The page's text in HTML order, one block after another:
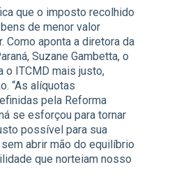
que o imposto recolhido
de menor valor
Como aponta a diretora da
Suzane Gambetta, o
o ITCMD mais justo,
“As alíquotas
pela Reforma
se esforçou para tornar
possível para sua
abrir mão do equilíbrio
que norteiam nosso